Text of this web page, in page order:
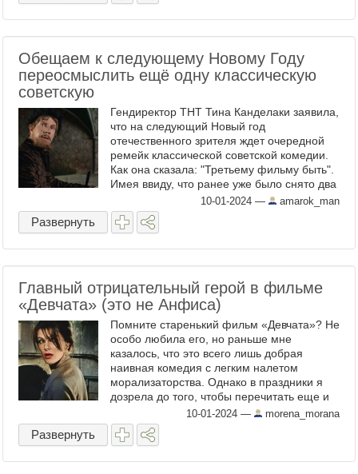
Обещаем к следующему Новому Году
переосмыслить ещё одну классическую
советскую
Гендиректор ТНТ Тина Канделаки заявила,
что на следующий Новый год
отечественного зрителя ждет очередной
ремейк классической советской комедии.
Как она сказала: "Третьему фильму быть".
Имея ввиду, что ранее уже было снято два
два юмористических, пародийных ремейка
к классическим ...
10-01-2024 — amarok_man
Развернуть
Главный отрицательный герой в фильме
«Девчата» (это не Анфиса)
Помните старенький фильм «Девчата»? Не
особо любила его, но раньше мне
казалось, что это всего лишь добрая
наивная комедия с легким налетом
морализаторства. Однако в праздники я
дозрела до того, чтобы перечитать еще и
повесть, по которой снят фильм. Какие-то
моменты стали мне ...
10-01-2024 — morena_morana
Развернуть